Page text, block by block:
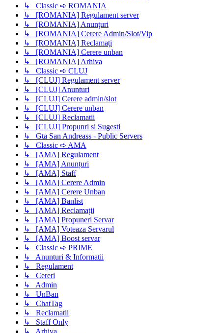
↳ Classic ➪ ROMANIA
↳ [ROMANIA] Regulament server
↳ [ROMANIA] Anunțuri
↳ [ROMANIA] Cerere Admin/Slot/Vip
↳ [ROMANIA] Reclamați
↳ [ROMANIA] Cerere unban
↳ [ROMANIA] Arhiva
↳ Classic ➪ CLUJ
↳ [CLUJ] Regulament server
↳ [CLUJ] Anunturi
↳ [CLUJ] Cerere admin/slot
↳ [CLUJ] Cerere unban
↳ [CLUJ] Reclamatii
↳ [CLUJ] Propunri si Sugesti
↳ Gta San Andreass - Public Servers
↳ Classic ➪ AMA
↳ [AMA] Regulament
↳ [AMA] Anunțuri
↳ [AMA] Staff
↳ [AMA] Cerere Admin
↳ [AMA] Cerere Unban
↳ [AMA] Banlist
↳ [AMA] Reclamații
↳ [AMA] Propuneri Servar
↳ [AMA] Voteaza Servarul
↳ [AMA] Boost servar
↳ Classic ➪ PRIME
↳ Anunturi & Informatii
↳ Regulament
↳ Cereri
↳ Admin
↳ UnBan
↳ ChatTag
↳ Reclamatii
↳ Staff Only
↳ Arhiva